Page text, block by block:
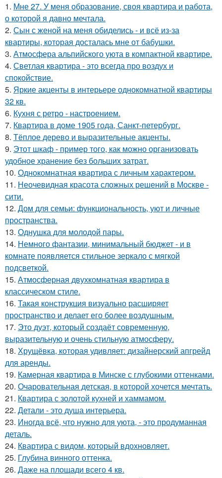
1. Мне 27. У меня образование, своя квартира и работа,
о которой я давно мечтала.
2. Сын с женой на меня обиделись - и всё из-за
квартиры, которая досталась мне от бабушки.
3. Атмосфера альпийского уюта в компактной квартире.
4. Светлая квартира - это всегда про воздух и
спокойствие.
5. Яркие акценты в интерьере однокомнатной квартиры
32 кв.
6. Кухня с ретро - настроением.
7. Квартира в доме 1905 года, Санкт-петербург.
8. Тёплое дерево и выразительные акценты.
9. Этот шкаф - пример того, как можно организовать
удобное хранение без больших затрат.
10. Однокомнатная квартира с личным характером.
11. Неочевидная красота сложных решений в Москве -
сити.
12. Дом для семьи: функциональность, уют и личные
пространства.
13. Однушка для молодой пары.
14. Немного фантазии, минимальный бюджет - и в
комнате появляется стильное зеркало с мягкой
подсветкой.
15. Атмосферная двухкомнатная квартира в
классическом стиле.
16. Такая конструкция визуально расширяет
пространство и делает его более воздушным.
17. Это дуэт, который создаёт современную,
выразительную и очень стильную атмосферу.
18. Хрущёвка, которая удивляет: дизайнерский апгрейд
для аренды.
19. Камерная квартира в Минске с глубокими оттенками.
20. Очаровательная детская, в которой хочется мечтать.
21. Квартира с золотой кухней и хаммамом.
22. Детали - это душа интерьера.
23. Иногда всё, что нужно для уюта, - это продуманная
деталь.
24. Квартира с видом, который вдохновляет.
25. Глубина винного оттенка.
26. Даже на площади всего 4 кв.